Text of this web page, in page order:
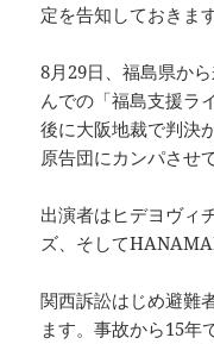
定を告知しておきます
8月29日、福島県か
んでの「福島支援ラ
後に大阪地裁で判決
原告団にカンパさせ
出演者はヒデヨヴィ
ズ、そして
関西訴訟はじめ避難
ます。事故から15年